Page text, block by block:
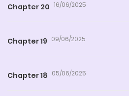
Chapter 20 16/06/2025
Chapter 19 09/06/2025
Chapter 18 05/06/2025